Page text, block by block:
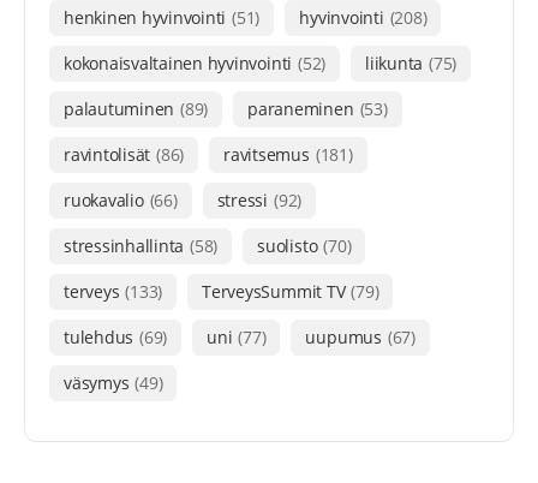
henkinen hyvinvointi (51) hyvinvointi (208)
kokonaisvaltainen hyvinvointi (52) liikunta (75)
palautuminen (89) paraneminen (53)
ravintolisät (86) ravitsemus (181)
ruokavalio (66) stressi (92)
stressinhallinta (58) suolisto (70)
terveys (133) TerveysSummit TV (79)
tulehdus (69) uni (77) uupumus (67)
väsymys (49)